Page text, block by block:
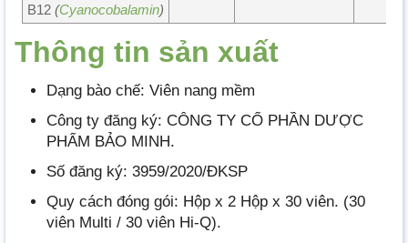
B12 (Cyanocobalamin)
Thông tin sản xuất
Dạng bào chế: Viên nang mềm
Công ty đăng ký: CÔNG TY CỔ PHẦN DƯỢC
PHẨM BẢO MINH.
Số đăng ký: 3959/2020/ĐKSP
Quy cách đóng gói: Hộp x 2 Hộp x 30 viên. (30
viên Multi / 30 viên Hi-Q).